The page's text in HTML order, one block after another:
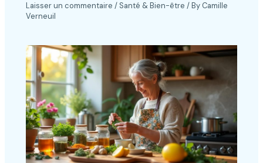
Laisser un commentaire / Santé & Bien-être / By Camille
Verneuil